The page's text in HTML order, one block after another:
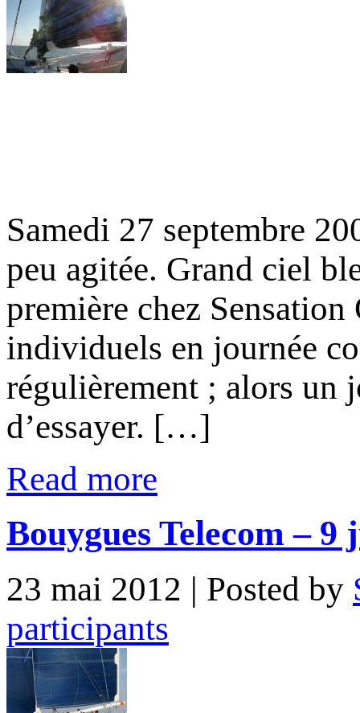
Samedi 27 septembre
peu agitée. Grand ciel
première chez
individuels en journée
régulièrement ; alors un
d’essayer. […]
Read more
Bouygues Telecom – 9
23 mai 2012 | Posted by
participants